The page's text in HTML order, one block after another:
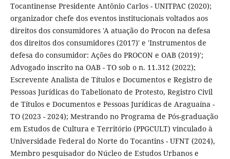
Tocantinense Presidente Antônio Carlos - UNITPAC (2020);
organizador chefe dos eventos institucionais voltados aos
direitos dos consumidores 'A atuação do Procon na defesa
dos direitos dos consumidores (2017)' e 'Instrumentos de
defesa do consumidor: Ações do PROCON e OAB (2019)';
Advogado inscrito na OAB - TO sob o n. 11.312 (2022);
Escrevente Analista de Títulos e Documentos e Registro de
Pessoas Jurídicas do Tabelionato de Protesto, Registro Civil
de Títulos e Documentos e Pessoas Jurídicas de Araguaína -
TO (2023 - 2024); Mestrando no Programa de Pós-graduação
em Estudos de Cultura e Território (PPGCULT) vinculado à
Universidade Federal do Norte do Tocantins - UFNT (2024),
Membro pesquisador do Núcleo de Estudos Urbanos e